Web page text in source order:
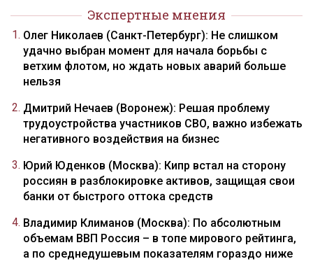
Экспертные мнения
Олег Николаев (Санкт-Петербург): Не слишком
удачно выбран момент для начала борьбы с
ветхим флотом, но ждать новых аварий больше
нельзя
Дмитрий Нечаев (Воронеж): Решая проблему
трудоустройства участников СВО, важно избежать
негативного воздействия на бизнес
Юрий Юденков (Москва): Кипр встал на сторону
россиян в разблокировке активов, защищая свои
банки от быстрого оттока средств
Владимир Климанов (Москва): По абсолютным
объемам ВВП Россия – в топе мирового рейтинга,
а по среднедушевым показателям гораздо ниже